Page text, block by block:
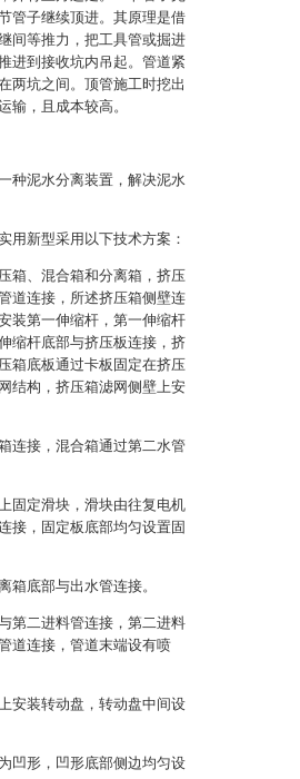
管子继续顶进。其原理是借
间等推力，把工具管或掘进
进到接收坑内吊起。管道紧
两坑之间。顶管施工时挖出
输，且成本较高。
种泥水分离装置，解决泥水
用新型采用以下技术方案：
箱、混合箱和分离箱，挤压
道连接，所述挤压箱侧壁连
装第一伸缩杆，第一伸缩杆
缩杆底部与挤压板连接，挤
箱底板通过卡板固定在挤压
结构，挤压箱滤网侧壁上安
连接，混合箱通过第二水管
固定滑块，滑块由往复电机
接，固定板底部均匀设置固
箱底部与出水管连接。
第二进料管连接，第二进料
道连接，管道末端设有喷
安装转动盘，转动盘中间设
凹形，凹形底部侧边均匀设